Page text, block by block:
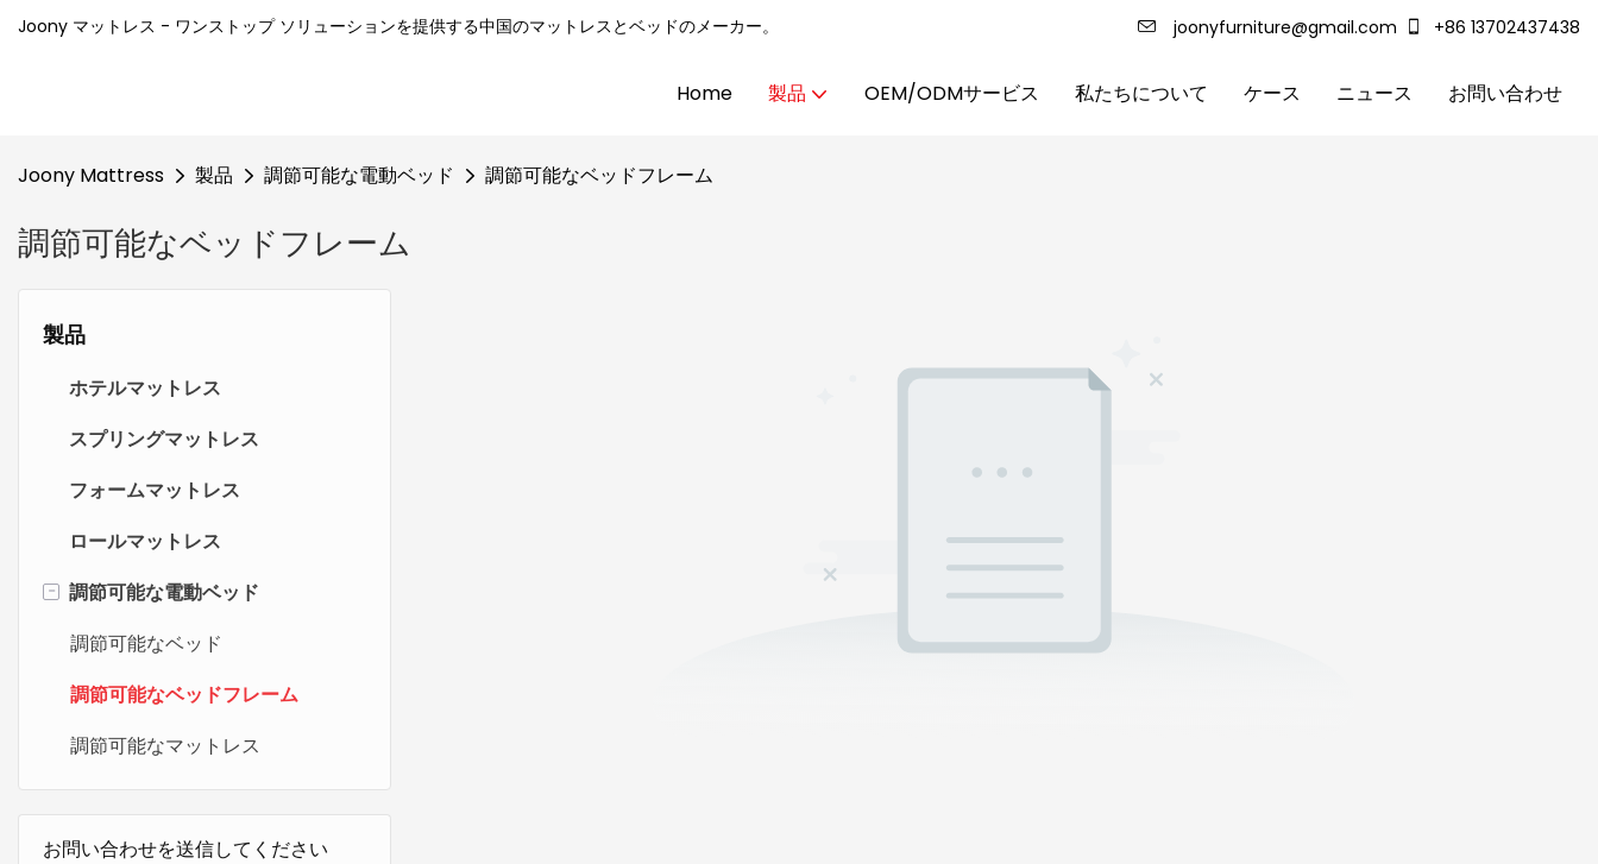
Joony マットレス - ワンストップ ソリューションを提供する中国のマットレスとベッドのメーカー。 joonyfurniture@gmail.com +86 13702437438
Home 製品 OEM/ODMサービス 私たちについて ケース ニュース お問い合わせ
Joony Mattress 製品 調節可能な電動ベッド 調節可能なベッドフレーム
調節可能なベッドフレーム
製品
ホテルマットレス
スプリングマットレス
フォームマットレス
ロールマットレス
- 調節可能な電動ベッド
調節可能なベッド
調節可能なベッドフレーム
調節可能なマットレス
お問い合わせを送信してください